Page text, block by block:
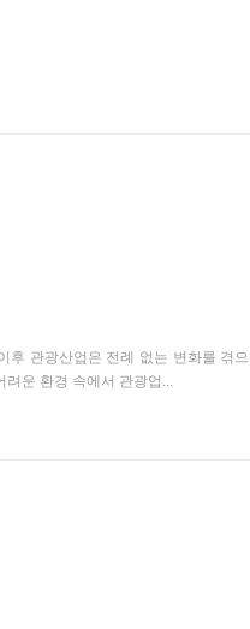
후 관광산업은 전례 없는 변화를 겪
려운 환경 속에서 관광업...